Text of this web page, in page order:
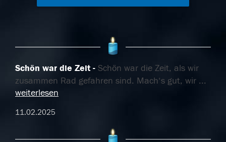
Schön war die Zeit
Schön war die Zeit, als wir
zusammen Rad gefahren sind. Mach‘s gut, wir ...
weiterlesen
11.02.2025